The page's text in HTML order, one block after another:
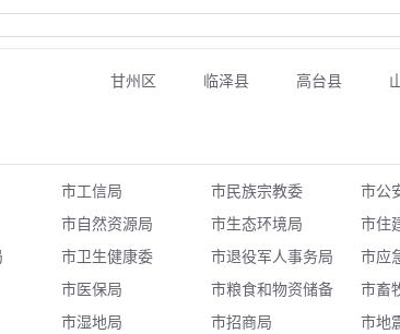
高台县
临泽县
甘州区
市工信局 市民族宗教委 市公
市自然资源局 市生态环境局 市住
市卫生健康委 市退役军人事务局 市应
市医保局
市粮食和物资储备
局
市畜
市湿地局 市招商局 市地